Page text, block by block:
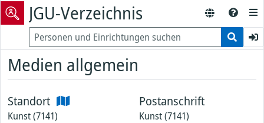
JGU-Verzeichnis
Medien allgemein
Standort
Kunst (7141)
Postanschrift
Kunst (7141)